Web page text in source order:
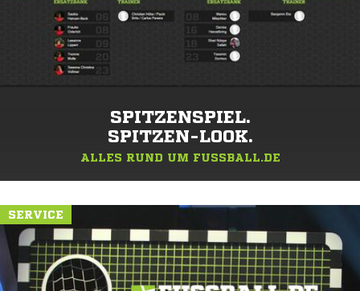
SPITZENSPIEL.
SPITZEN-LOOK.
ALLES RUND UM FUSSBALL.DE
SERVICE